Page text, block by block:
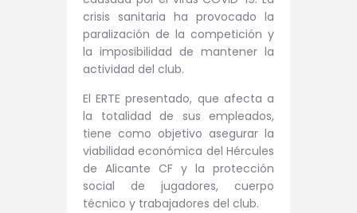
crisis sanitaria ha provocado la
paralización de la competición y
la imposibilidad de mantener la
actividad del club.
El ERTE presentado, que afecta a
la totalidad de sus empleados,
tiene como objetivo asegurar la
viabilidad económica del Hércules
de Alicante CF y la protección
social de jugadores, cuerpo
técnico y trabajadores del club.